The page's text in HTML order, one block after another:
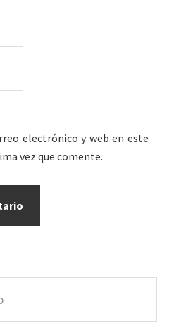
electrónico y web en este
vez que comente.